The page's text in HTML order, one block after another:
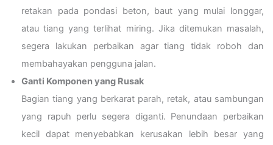
retakan pada pondasi beton, baut yang mulai longgar,
atau tiang yang terlihat miring. Jika ditemukan masalah,
segera lakukan perbaikan agar tiang tidak roboh dan
membahayakan pengguna jalan.
Ganti Komponen yang Rusak
Bagian tiang yang berkarat parah, retak, atau sambungan
yang rapuh perlu segera diganti. Penundaan perbaikan
kecil dapat menyebabkan kerusakan lebih besar yang